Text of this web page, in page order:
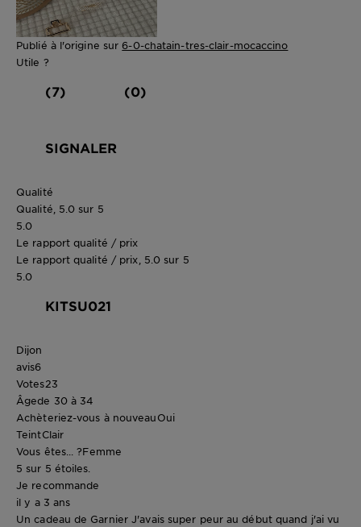
Publié à l'origine sur 6-0-chatain-tres-clair-mocaccino
Utile ?
(7) (0)
SIGNALER
Qualité
Qualité, 5.0 sur 5
5.0
Le rapport qualité / prix
Le rapport qualité / prix, 5.0 sur 5
5.0
KITSU021
Dijon
avis6
Votes23
Âgede 30 à 34
Achèteriez-vous à nouveauOui
TeintClair
Vous êtes... ?Femme
5 sur 5 étoiles.
Je recommande
il y a 3 ans
Un cadeau de Garnier J'avais super peur au début quand j'ai vu